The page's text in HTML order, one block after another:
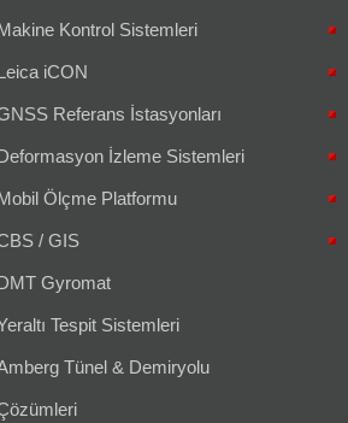
Kontrol Sistemleri
iCON
Referans İstasyonları
İzleme Sistemleri
Ölçme Platformu
/ GIS
Gyromat
Tespit Sistemleri
Tünel & Demiryolu